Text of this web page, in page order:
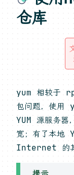
仓库
yum 相较于
包问题，使用
YUM 源服务器
宽；有了本地
Internet 的其